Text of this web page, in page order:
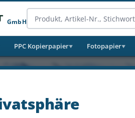
GmbH
PPC Kopierpapier▼ Fotopapier▼